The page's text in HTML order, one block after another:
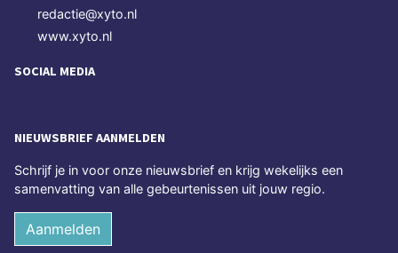
redactie@xyto.nl
www.xyto.nl
SOCIAL MEDIA
NIEUWSBRIEF AANMELDEN
Schrijf je in voor onze nieuwsbrief en krijg wekelijks een
samenvatting van alle gebeurtenissen uit jouw regio.
Aanmelden